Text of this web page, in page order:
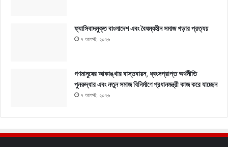
ফ্যাসিবাদমুক্ত বাংলাদেশ এবং বৈষম্যহীন সমাজ গড়ার প্রত্যয়
৭ আগস্ট, ২০২৬
গণমানুষের আকাঙ্খার বাস্তবায়ন, ধ্বংসপ্রাপ্ত অর্থনীতি
পুনরুদ্ধার এবং নতুন সমাজ বিনির্মাণে প্রধানমন্ত্রী কাজ করে যাচ্ছেন
৭ আগস্ট, ২০২৬